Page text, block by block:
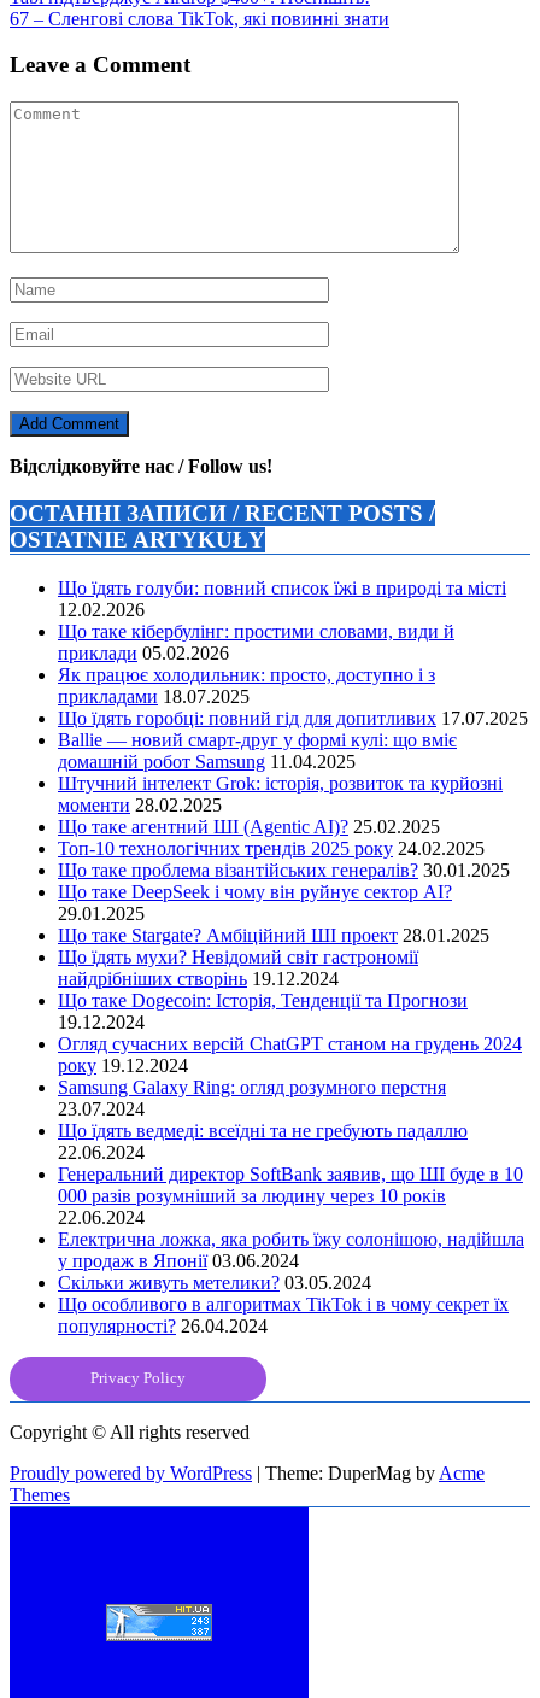
записів
67 – Сленгові cлова TikTok, які повинні знати
Leave a Comment
Відслідковуйте нас / Follow us!
ОСТАННІ ЗАПИСИ / RECENT POSTS /
OSTATNIE ARTYKUŁY
Що їдять голуби: повний список їжі в природі та місті
12.02.2026
Що таке кібербулінг: простими словами, види й
приклади 05.02.2026
Як працює холодильник: просто, доступно і з
прикладами 18.07.2025
Що їдять горобці: повний гід для допитливих 17.07.2025
Ballie — новий смарт-друг у формі кулі: що вміє
домашній робот Samsung 11.04.2025
Штучний інтелект Grok: історія, розвиток та курйозні
моменти 28.02.2025
Що таке агентний ШІ (Agentic AI)? 25.02.2025
Топ-10 технологічних трендів 2025 року 24.02.2025
Що таке проблема візантійських генералів? 30.01.2025
Що таке DeepSeek і чому він руйнує сектор АІ?
29.01.2025
Що таке Stargate? Амбіційний ШІ проект 28.01.2025
Що їдять мухи? Невідомий світ гастрономії
найдрібніших створінь 19.12.2024
Що таке Dogecoin: Історія, Тенденції та Прогнози
19.12.2024
Огляд сучасних версій ChatGPT станом на грудень 2024
року 19.12.2024
Samsung Galaxy Ring: огляд розумного перстня
23.07.2024
Що їдять ведмеді: всеїдні та не гребують падаллю
22.06.2024
Генеральний директор SoftBank заявив, що ШІ буде в 10
000 разів розумніший за людину через 10 років
22.06.2024
Електрична ложка, яка робить їжу солонішою, надійшла
у продаж в Японії 03.06.2024
Скільки живуть метелики? 03.05.2024
Що особливого в алгоритмах TikTok і в чому секрет їх
популярності? 26.04.2024
Privacy Policy
Copyright © All rights reserved
Proudly powered by WordPress | Theme: DuperMag by Acme
Themes